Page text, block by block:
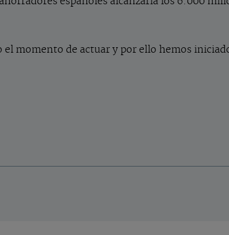
el momento de actuar y por ello hemos